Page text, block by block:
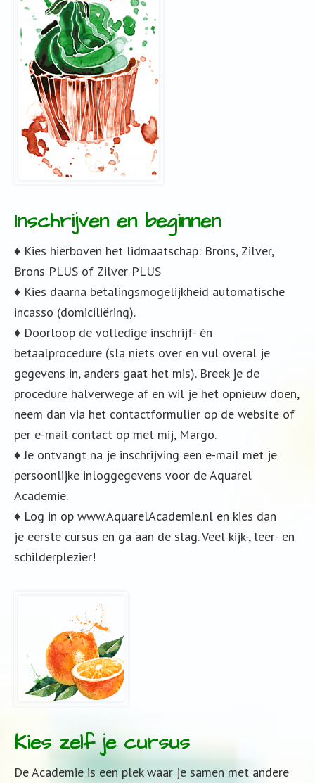
Inschrijven en beginnen
♦ Kies hierboven het lidmaatschap: Brons, Zilver,
Brons PLUS of Zilver PLUS
♦ Kies daarna betalingsmogelijkheid automatische
incasso (domiciliëring).
♦ Doorloop de volledige inschrijf- én
betaalprocedure (sla niets over en vul overal je
gegevens in, anders gaat het mis). Breek je de
procedure halverwege af en wil je het opnieuw doen,
neem dan via het contactformulier op de website of
per e-mail contact op met mij, Margo.
♦ Je ontvangt na je inschrijving een e-mail met je
persoonlijke inloggegevens voor de Aquarel
Academie.
♦ Log in op www.AquarelAcademie.nl en kies dan
je eerste cursus en ga aan de slag. Veel kijk-, leer- en
schilderplezier!
Kies zelf je cursus
De Academie is een plek waar je samen met andere